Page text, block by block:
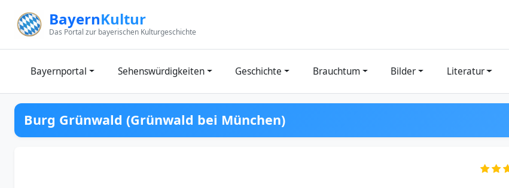
BayernKultur
Das Portal zur bayerischen Kulturgeschichte
Bayernportal Sehenswürdigkeiten Geschichte Brauchtum Bilder Literatur
Burg Grünwald (Grünwald bei München)